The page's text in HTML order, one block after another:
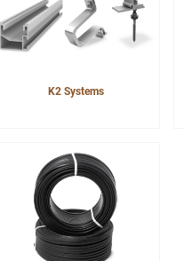
K2 Systems